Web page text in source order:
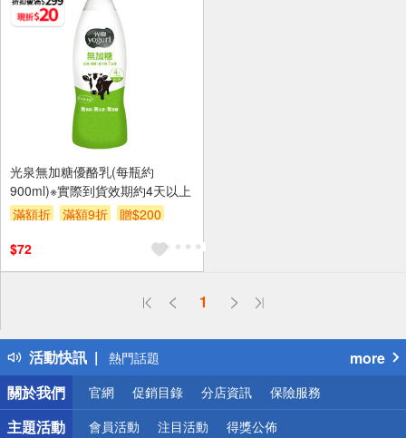
光泉無加糖優酪乳(每瓶約
900ml)※實際到貨效期約4天以上
滿額折
滿額9折
贈$200
$72
1
活動快訊
偏遠地區配送
得獎公告
熱門話題
銀行優惠
偏遠地區配送
詐騙網頁！請小心！
more
關於我們
官網 促銷目錄 分店資訊 保險服務
主題活動 會員活動 注目活動 得獎公佈